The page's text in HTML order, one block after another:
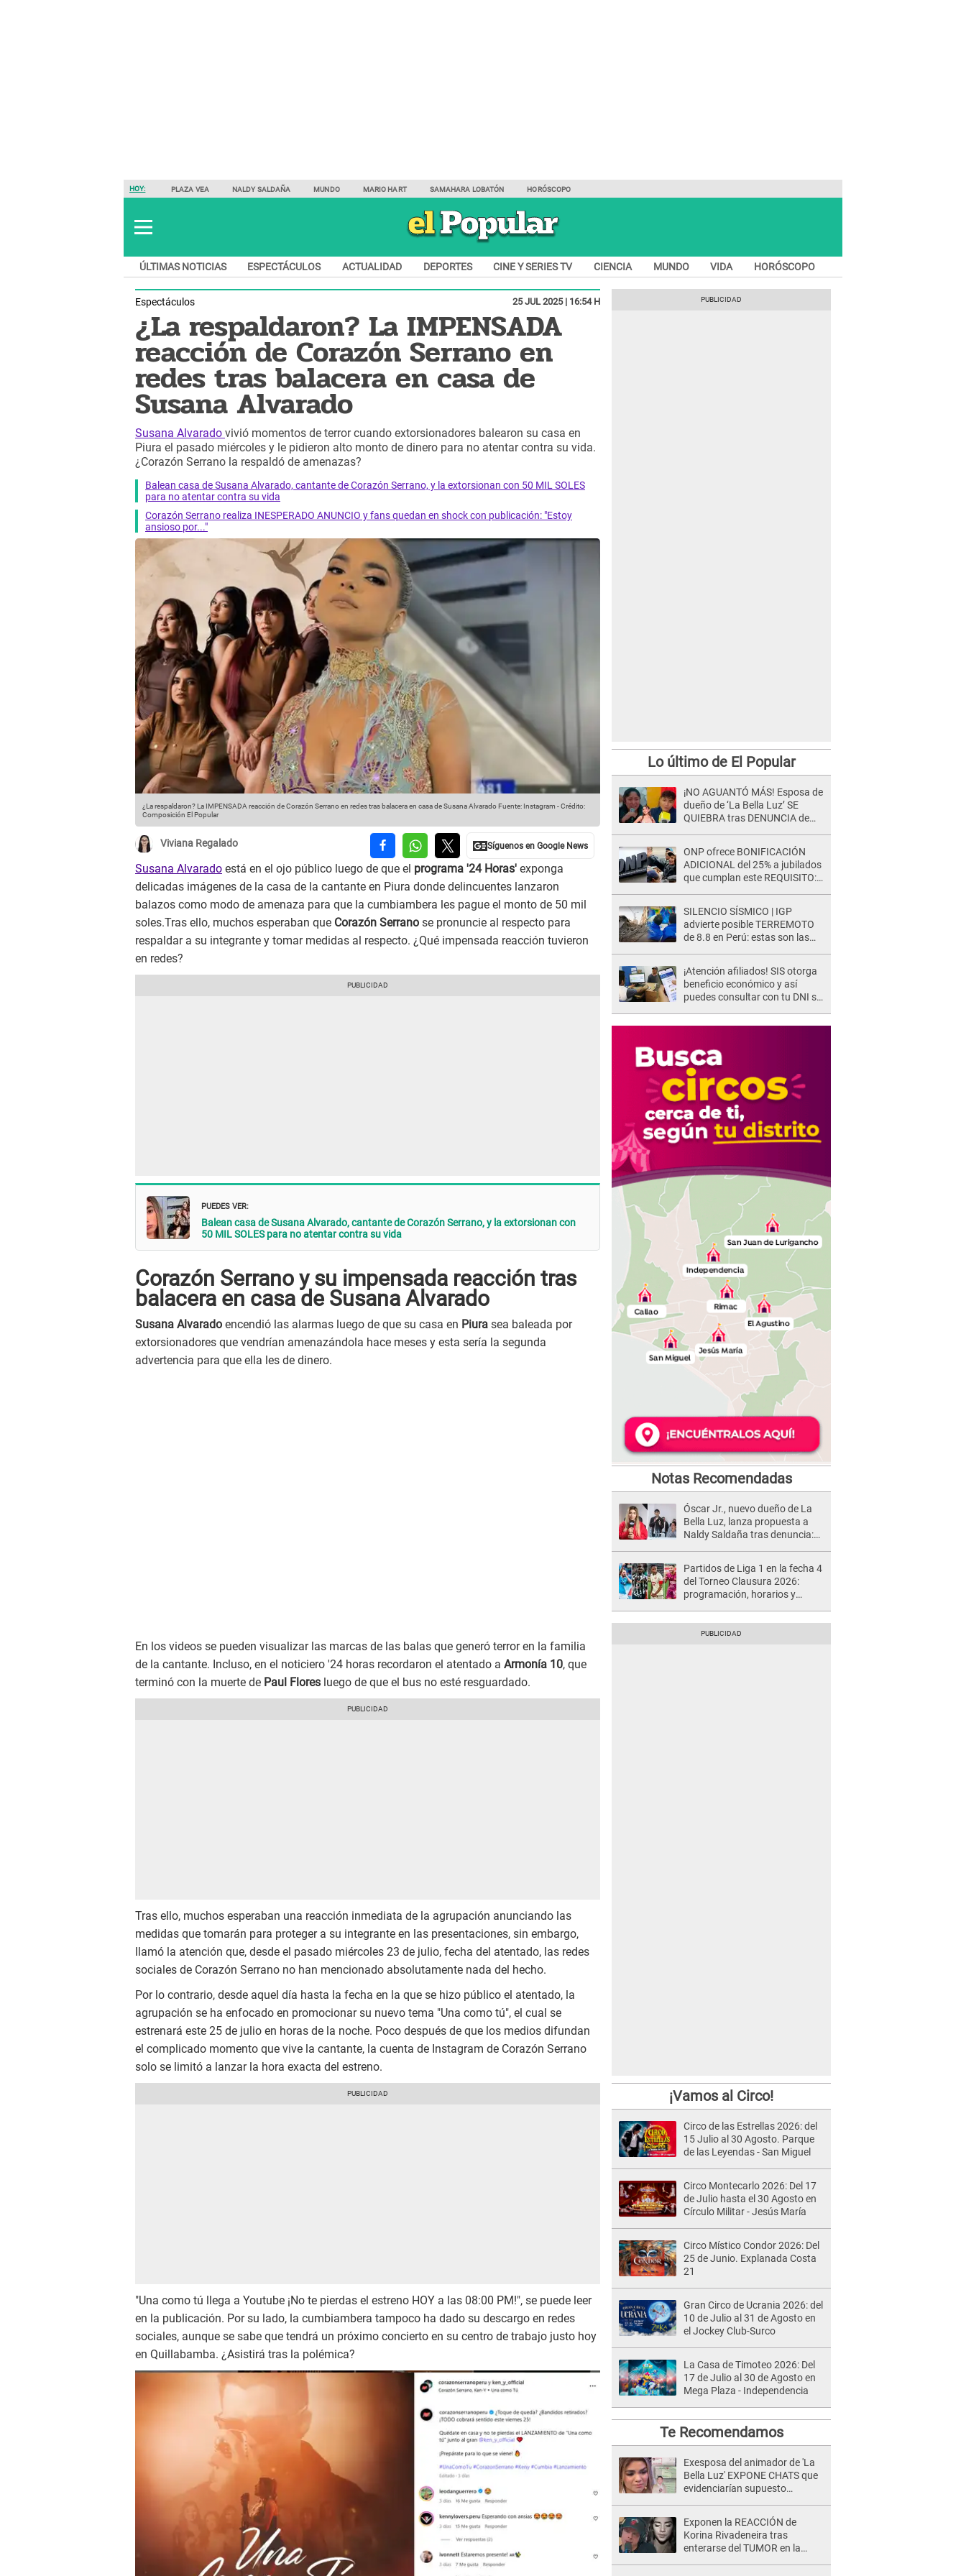
HOY: PLAZA VEA NALDY SALDAÑA MUNDO MARIO HART SAMAHARA LOBATÓN HORÓSCOPO
ÚLTIMAS NOTICIAS ESPECTÁCULOS ACTUALIDAD DEPORTES CINE Y SERIES TV CIENCIA MUNDO VIDA HORÓSCOPO
Espectáculos 25 JUL 2025 | 16:54 H
¿La respaldaron? La IMPENSADA
reacción de Corazón Serrano en
redes tras balacera en casa de
Susana Alvarado
Susana Alvarado vivió momentos de terror cuando extorsionadores balearon su casa en
Piura el pasado miércoles y le pidieron alto monto de dinero para no atentar contra su vida.
¿Corazón Serrano la respaldó de amenazas?
Balean casa de Susana Alvarado, cantante de Corazón Serrano, y la extorsionan con 50 MIL SOLES
para no atentar contra su vida
Corazón Serrano realiza INESPERADO ANUNCIO y fans quedan en shock con publicación: "Estoy
ansioso por..."
¿La respaldaron? La IMPENSADA reacción de Corazón Serrano en redes tras balacera en casa de Susana Alvarado Fuente: Instagram -Crédito:
Composición El Popular
Viviana Regalado
Susana Alvarado está en el ojo público luego de que el programa '24 Horas' exponga
delicadas imágenes de la casa de la cantante en Piura donde delincuentes lanzaron
balazos como modo de amenaza para que la cumbiambera les pague el monto de 50 mil
soles.Tras ello, muchos esperaban que Corazón Serrano se pronuncie al respecto para
respaldar a su integrante y tomar medidas al respecto. ¿Qué impensada reacción tuvieron
en redes?
PUEDES VER:
Balean casa de Susana Alvarado, cantante de Corazón Serrano, y la extorsionan con
50 MIL SOLES para no atentar contra su vida
Corazón Serrano y su impensada reacción tras
balacera en casa de Susana Alvarado
Susana Alvarado encendió las alarmas luego de que su casa en Piura sea baleada por
extorsionadores que vendrían amenazándola hace meses y esta sería la segunda
advertencia para que ella les de dinero.
En los videos se pueden visualizar las marcas de las balas que generó terror en la familia
de la cantante. Incluso, en el noticiero '24 horas recordaron el atentado a Armonía 10, que
terminó con la muerte de Paul Flores luego de que el bus no esté resguardado.
Tras ello, muchos esperaban una reacción inmediata de la agrupación anunciando las
medidas que tomarán para proteger a su integrante en las presentaciones, sin embargo,
llamó la atención que, desde el pasado miércoles 23 de julio, fecha del atentado, las redes
sociales de Corazón Serrano no han mencionado absolutamente nada del hecho.
Por lo contrario, desde aquel día hasta la fecha en la que se hizo público el atentado, la
agrupación se ha enfocado en promocionar su nuevo tema "Una como tú", el cual se
estrenará este 25 de julio en horas de la noche. Poco después de que los medios difundan
el complicado momento que vive la cantante, la cuenta de Instagram de Corazón Serrano
solo se limitó a lanzar la hora exacta del estreno.
"Una como tú llega a Youtube ¡No te pierdas el estreno HOY a las 08:00 PM!", se puede leer
en la publicación. Por su lado, la cumbiambera tampoco ha dado su descargo en redes
sociales, aunque se sabe que tendrá un próximo concierto en su centro de trabajo justo hoy
en Quillabamba. ¿Asistirá tras la polémica?
Lo último de El Popular
¡NO AGUANTÓ MÁS! Esposa de
dueño de ‘La Bella Luz’ SE
QUIEBRA tras DENUNCIA de
ONP ofrece BONIFICACIÓN
ADICIONAL del 25% a jubilados
que cumplan este REQUISITO:
SILENCIO SÍSMICO | IGP
advierte posible TERREMOTO
de 8.8 en Perú: estas son las
¡Atención afiliados! SIS otorga
beneficio económico y así
puedes consultar con tu DNI si
Notas Recomendadas
Óscar Jr., nuevo dueño de La
Bella Luz, lanza propuesta a
Naldy Saldaña tras denuncia:
Partidos de Liga 1 en la fecha 4
del Torneo Clausura 2026:
programación, horarios y
¡Vamos al Circo!
Circo de las Estrellas 2026: del
15 Julio al 30 Agosto. Parque
de las Leyendas - San Miguel
Circo Montecarlo 2026: Del 17
de Julio hasta el 30 Agosto en
Círculo Militar - Jesús María
Circo Místico Condor 2026: Del
25 de Junio. Explanada Costa
21
Gran Circo de Ucrania 2026: del
10 de Julio al 31 de Agosto en
el Jockey Club-Surco
La Casa de Timoteo 2026: Del
17 de Julio al 30 de Agosto en
Mega Plaza - Independencia
Te Recomendamos
Exesposa del animador de 'La
Bella Luz' EXPONE CHATS que
evidenciarían supuesto
Saldaña, pese a tener pareja
Exponen la REACCIÓN de
Korina Rivadeneira tras
enterarse del TUMOR en la